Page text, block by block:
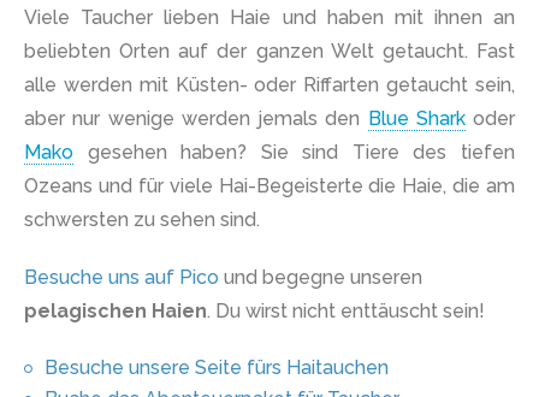
Viele Taucher lieben Haie und haben mit ihnen an
beliebten Orten auf der ganzen Welt getaucht. Fast
alle werden mit Küsten- oder Riffarten getaucht sein,
aber nur wenige werden jemals den Blue Sharkoder
Mako gesehen haben? Sie sind Tiere des tiefen
Ozeans und für viele Hai-Begeisterte die Haie, die am
schwersten zu sehen sind.
Besuche uns auf Pico und begegne unseren
pelagischen Haien. Du wirst nicht enttäuscht sein!
Besuche unsere Seite fürs Haitauchen